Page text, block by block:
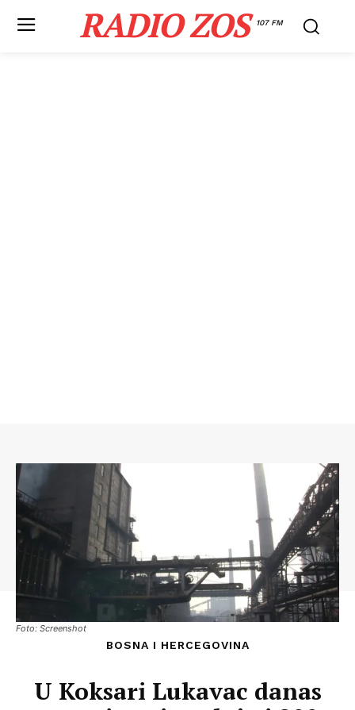
RADIO ZOS 107 FM
Foto: Screenshot
BOSNA I HERCEGOVINA
U Koksari Lukavac danas